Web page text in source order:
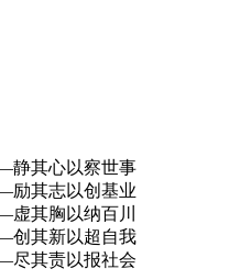
心以察世事
志以创基业
胸以纳百川
新以超自我
责以报社会